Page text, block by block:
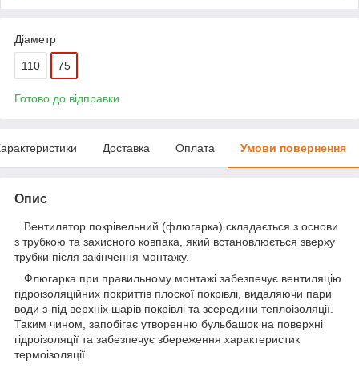
Діаметр
110 75
Готово до відправки
Доставка Оплата Умови повернення
Опис
Вентилятор покрівельний (флюгарка) складається з основи
з трубкою та захисного ковпака, який встановлюється зверху
трубки після закінчення монтажу.
Флюгарка при правильному монтажі забезпечує вентиляцію
гідроізоляційних покриттів плоскої покрівлі, видаляючи пари
води з-під верхніх шарів покрівлі та зсередини теплоізоляції.
Таким чином, запобігає утворенню бульбашок на поверхні
гідроізоляції та забезпечує збереження характеристик
термоізоляції.